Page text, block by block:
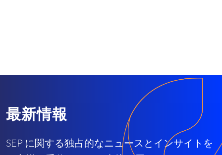
最新情報
SEP に関する独占的なニュースとインサイトを